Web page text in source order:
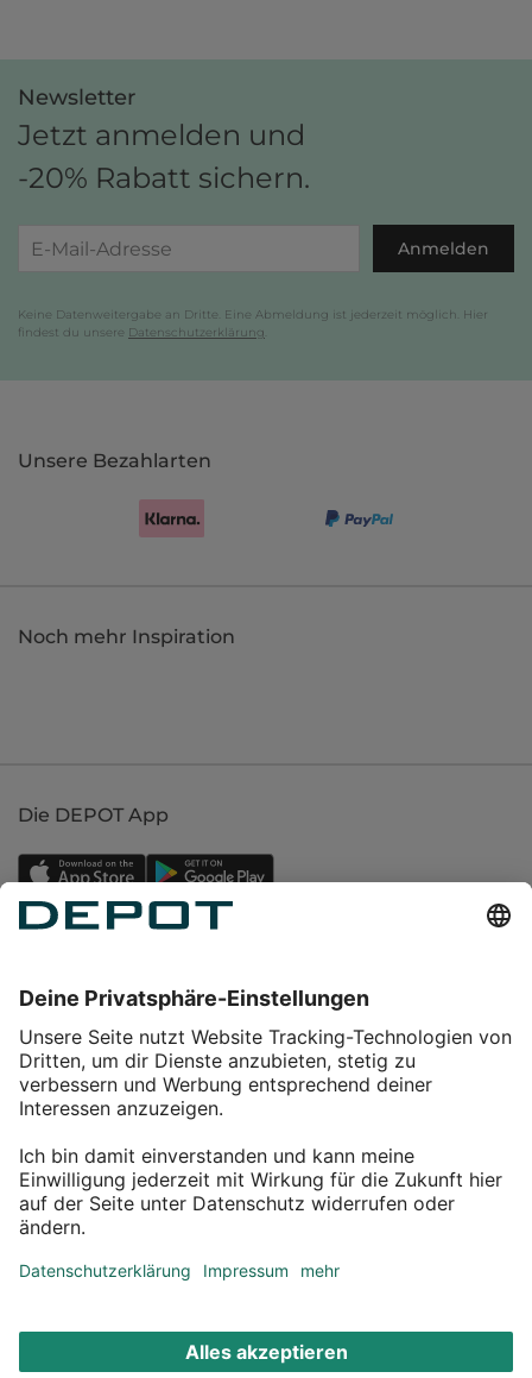
Newsletter
Jetzt anmelden und
-20% Rabatt sichern.
Anmelden
Keine Datenweitergabe an Dritte. Eine Abmeldung ist jederzeit möglich. Hier
findest du unsere Datenschutzerklärung
Unsere Bezahlarten
Noch mehr Inspiration
Die DEPOT App
Service
Über DEPOT
Kontakt